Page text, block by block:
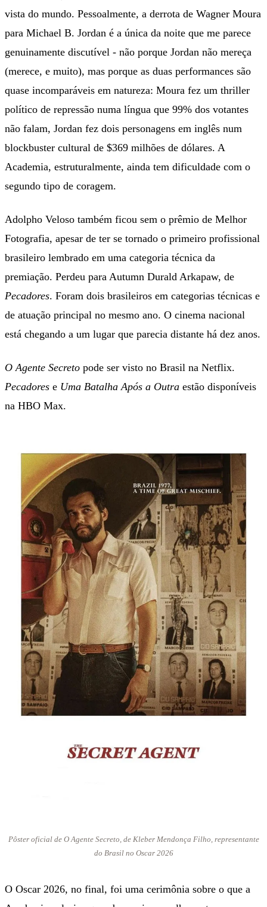
vista do mundo. Pessoalmente, a derrota de Wagner Moura
para Michael B. Jordan é a única da noite que me parece
genuinamente discutível - não porque Jordan não mereça
(merece, e muito), mas porque as duas performances são
quase incomparáveis em natureza: Moura fez um thriller
político de repressão numa língua que 99% dos votantes
não falam, Jordan fez dois personagens em inglês num
blockbuster cultural de $369 milhões de dólares. A
Academia, estruturalmente, ainda tem dificuldade com o
segundo tipo de coragem.
Adolpho Veloso também ficou sem o prêmio de Melhor
Fotografia, apesar de ter se tornado o primeiro profissional
brasileiro lembrado em uma categoria técnica da
premiação. Perdeu para Autumn Durald Arkapaw, de
Pecadores. Foram dois brasileiros em categorias técnicas e
de atuação principal no mesmo ano. O cinema nacional
está chegando a um lugar que parecia distante há dez anos.
O Agente Secreto pode ser visto no Brasil na Netflix.
Pecadores e Uma Batalha Após a Outra estão disponíveis
na HBO Max.
Pôster oficial de O Agente Secreto, de Kleber Mendonça Filho, representante
do Brasil no Oscar 2026
O Oscar 2026, no final, foi uma cerimônia sobre o que a